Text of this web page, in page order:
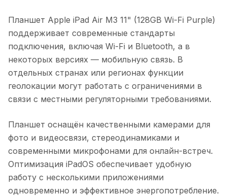
Планшет Apple iPad Air M3 11" (128GB Wi-Fi Purple)
поддерживает современные стандарты
подключения, включая Wi-Fi и Bluetooth, а в
некоторых версиях — мобильную связь. В
отдельных странах или регионах функции
геолокации могут работать с ограничениями в
связи с местными регуляторными требованиями.
Планшет оснащён качественными камерами для
фото и видеосвязи, стереодинамиками и
современными микрофонами для онлайн-встреч.
Оптимизация iPadOS обеспечивает удобную
работу с несколькими приложениями
одновременно и эффективное энергопотребление.